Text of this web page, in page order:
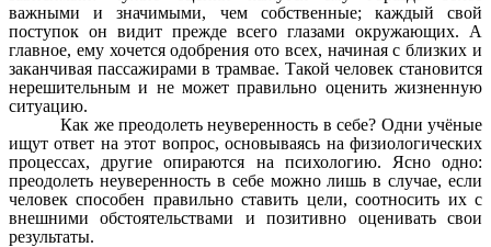
важными и значимыми, чем собственные; каждый свой
поступок он видит прежде всего глазами окружающих. А
главное, ему хочется одобрения ото всех, начиная с близких и
заканчивая пассажирами в трамвае. Такой человек становится
нерешительным и не может правильно оценить жизненную
ситуацию.
Как же преодолеть неуверенность в себе? Одни учёные
ищут ответ на этот вопрос, основываясь на физиологических
процессах, другие опираются на психологию. Ясно одно:
преодолеть неуверенность в себе можно лишь в случае, если
человек способен правильно ставить цели, соотносить их с
внешними обстоятельствами и позитивно оценивать свои
результаты.